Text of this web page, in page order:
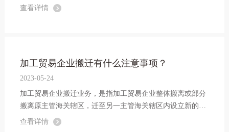
2023年5月起开展单耗参数化管理模式改革试点工作。
查看详情
加工贸易企业搬迁有什么注意事项？
2023-05-24
加工贸易企业搬迁业务，是指加工贸易企业整体搬离或部分
搬离原主管海关辖区，迁至另一主管海关辖区内设立新的加
工贸易企业或合并到另一主管海关辖区内同一投资主体已设
查看详情